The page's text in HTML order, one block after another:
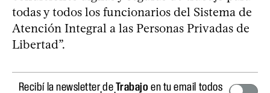
todas y todos los funcionarios del Sistema de
Atención Integral a las Personas Privadas de
Libertad”.
Recibí la newsletter deTrabajo en tu email todos